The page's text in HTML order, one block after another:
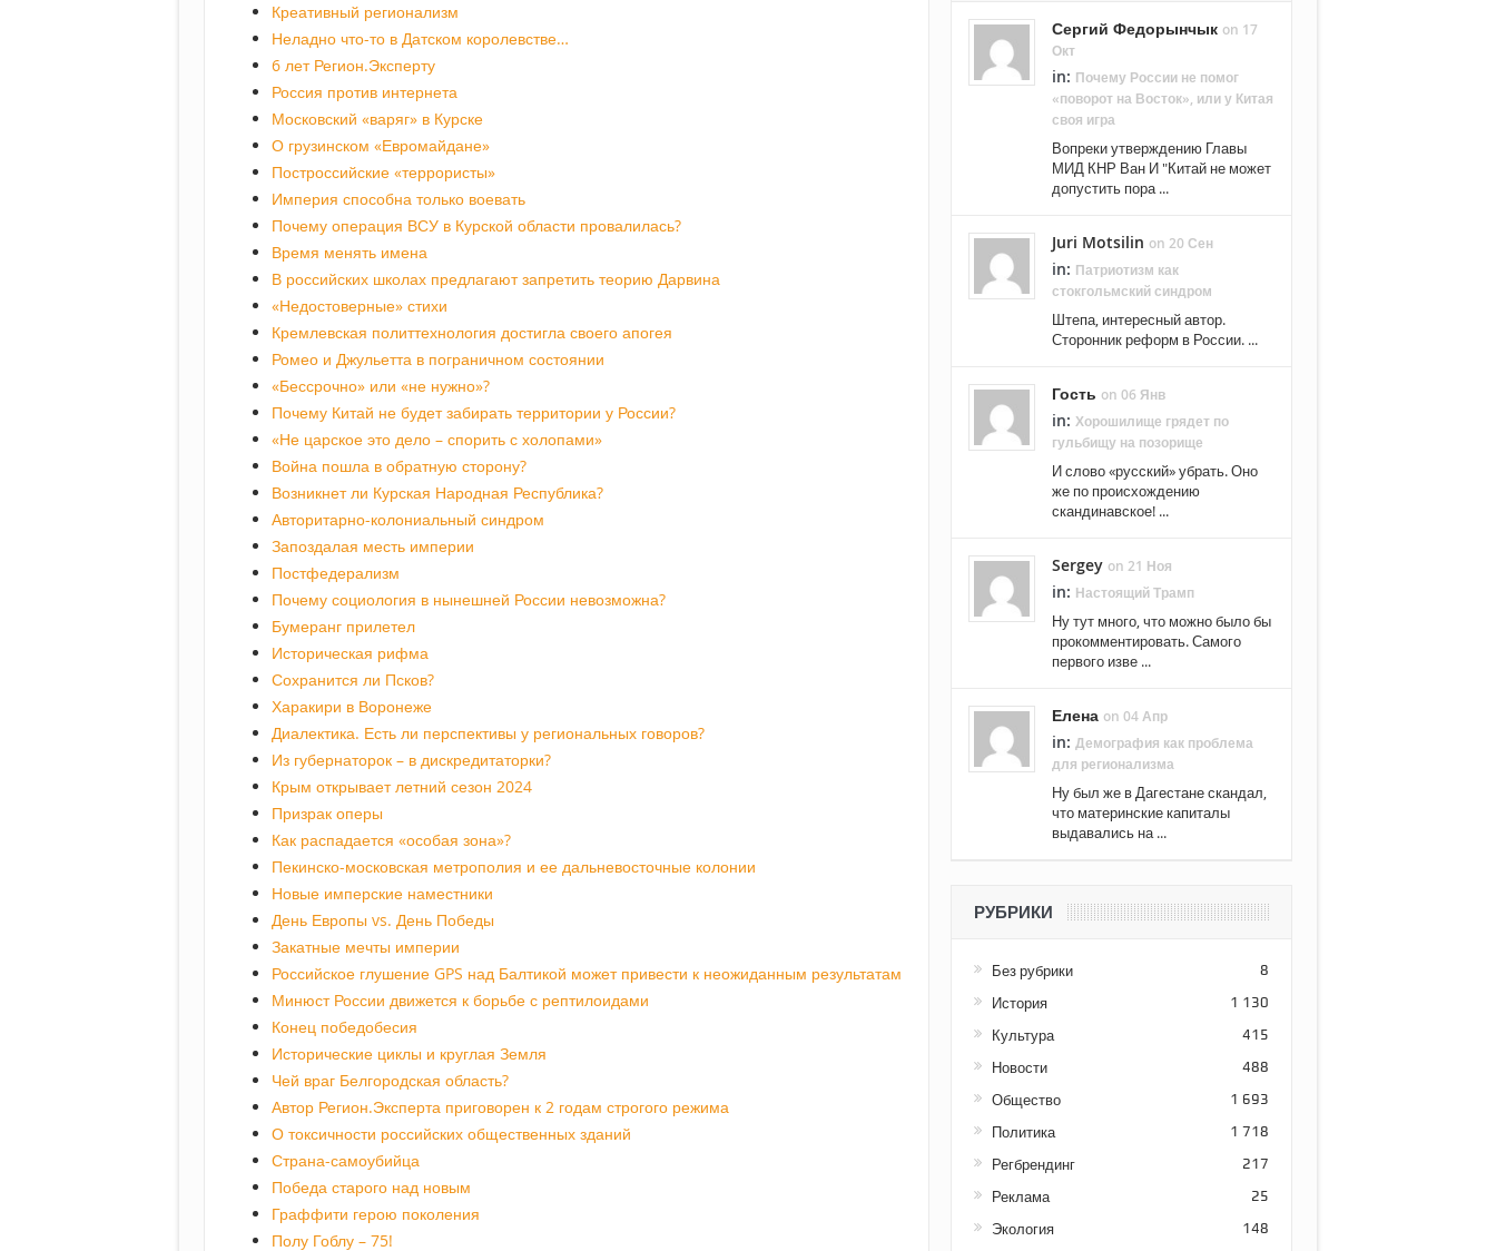
Креативный регионализм
Неладно что-то в Датском королевстве…
6 лет Регион.Эксперту
Россия против интернета
Московский «варяг» в Курске
О грузинском «Евромайдане»
Построссийские «террористы»
Империя способна только воевать
Почему операция ВСУ в Курской области провалилась?
Время менять имена
В российских школах предлагают запретить теорию Дарвина
«Недостоверные» стихи
Кремлевская политтехнология достигла своего апогея
Ромео и Джульетта в пограничном состоянии
«Бессрочно» или «не нужно»?
Почему Китай не будет забирать территории у России?
«Не царское это дело – спорить с холопами»
Война пошла в обратную сторону?
Возникнет ли Курская Народная Республика?
Авторитарно-колониальный синдром
Запоздалая месть империи
Постфедерализм
Почему социология в нынешней России невозможна?
Бумеранг прилетел
Историческая рифма
Сохранится ли Псков?
Харакири в Воронеже
Диалектика. Есть ли перспективы у региональных говоров?
Из губернаторок – в дискредитаторки?
Крым открывает летний сезон 2024
Призрак оперы
Как распадается «особая зона»?
Пекинско-московская метрополия и ее дальневосточные колонии
Новые имперские наместники
День Европы vs. День Победы
Закатные мечты империи
Российское глушение GPS над Балтикой может привести к неожиданным результатам
Минюст России движется к борьбе с рептилоидами
Конец победобесия
Исторические циклы и круглая Земля
Чей враг Белгородская область?
Автор Регион.Эксперта приговорен к 2 годам строгого режима
О токсичности российских общественных зданий
Страна-самоубийца
Победа старого над новым
Граффити герою поколения
Полу Гоблу – 75!
Сергий Федорынчык on 17
Окт
in: Почему России не помог
«поворот на Восток», или у Китая
своя игра
Вопреки утверждению Главы
МИД КНР Ван И "Китай не может
допустить пора ...
Juri Motsilin on 20 Сен
in: Патриотизм как
стокгольмский синдром
Штепа, интересный автор.
Сторонник реформ в России. ...
Гость on 06 Янв
in: Хорошилище грядет по
гульбищу на позорище
И слово «русский» убрать. Оно
же по происхождению
скандинавское! ...
Sergey on 21 Ноя
in: Настоящий Трамп
Ну тут много, что можно было бы
прокомментировать. Самого
первого изве ...
Елена on 04 Апр
in: Демография как проблема
для регионализма
Ну был же в Дагестане скандал,
что материнские капиталы
выдавались на ...
РУБРИКИ
Без рубрики 8
История 1 130
Культура 415
Новости 488
Общество 1 693
Политика 1 718
Регбрендинг 217
Реклама 25
Экология 148